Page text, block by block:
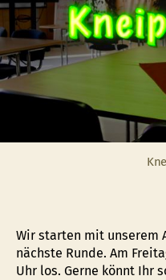
Wir starten mit unserem
nächste Runde. Am
Uhr los. Gerne könnt Ihr